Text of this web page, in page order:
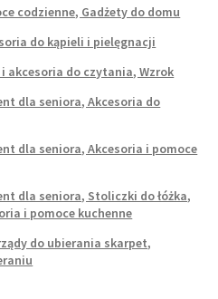
codzienne, Gadżety do domu
do kąpieli i pielęgnacji
akcesoria do czytania, Wzrok
dla seniora, Akcesoria do
dla seniora, Akcesoria i pomoce
dla seniora, Stoliczki do łóżka,
i pomoce kuchenne
do ubierania skarpet,